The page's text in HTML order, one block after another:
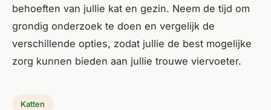
behoeften van jullie kat en gezin. Neem de tijd om
grondig onderzoek te doen en vergelijk de
verschillende opties, zodat jullie de best mogelijke
zorg kunnen bieden aan jullie trouwe viervoeter.
Katten